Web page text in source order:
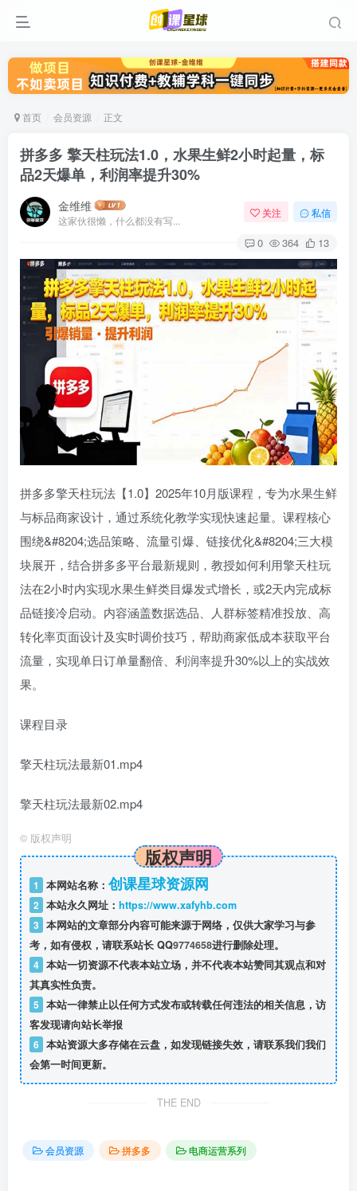
首页 会员资源 正文
拼多多 擎天柱玩法1.0，水果生鲜2小时起量，标
品2天爆单，利润率提升30%
金维维
这家伙很懒，什么都没有写...
关注 私信
0 364 13
拼多多擎天柱玩法【1.0】2025年10月版课程，专为水果生鲜
与标品商家设计，通过系统化教学实现快速起量。课程核心
围绕&#8204;选品策略、流量引爆、链接优化&#8204;三大模
块展开，结合拼多多平台最新规则，教授如何利用擎天柱玩
法在2小时内实现水果生鲜类目爆发式增长，或2天内完成标
品链接冷启动。内容涵盖数据选品、人群标签精准投放、高
转化率页面设计及实时调价技巧，帮助商家低成本获取平台
流量，实现单日订单量翻倍、利润率提升30%以上的实战效
果。
课程目录
擎天柱玩法最新01.mp4
擎天柱玩法最新02.mp4
© 版权声明
版权声明
1 本网站名称： 创课星球资源网
2 本站永久网址： https://www.xafyhb.com
3 本网站的文章部分内容可能来源于网络，仅供大家学习与参
考，如有侵权，请联系站长 QQ9774658进行删除处理。
4 本站一切资源不代表本站立场，并不代表本站赞同其观点和对
其真实性负责。
5 本站一律禁止以任何方式发布或转载任何违法的相关信息，访
客发现请向站长举报
6 本站资源大多存储在云盘，如发现链接失效，请联系我们我们
会第一时间更新。
THE END
会员资源 拼多多 电商运营系列